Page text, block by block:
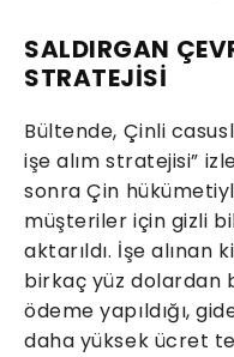
SALDIRGAN
STRATEJİSİ
Bültende, Çinli
işe alım stratejisi”
sonra Çin
müşteriler için gizli
aktarıldı. İşe
birkaç yüz dolardan
ödeme yapıldığı,
daha yüksek ücret